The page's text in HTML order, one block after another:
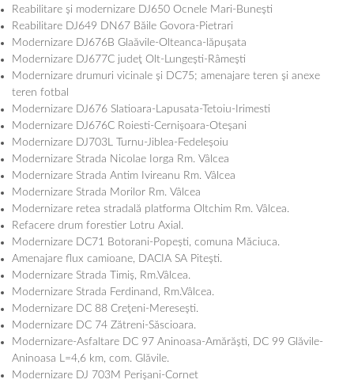
Reabilitare şi modernizare DJ650 Ocnele Mari-Buneşti
Reabilitare DJ649 DN67 Băile Govora-Pietrari
Modernizare DJ676B Glaăvile-Olteanca-lăpuşata
Modernizare DJ677C judeţ Olt-Lungeşti-Râmeşti
Modernizare drumuri vicinale şi DC75; amenajare teren şi anexe
teren fotbal
Modernizare DJ676 Slatioara-Lapusata-Tetoiu-Irimesti
Modernizare DJ676C Roiesti-Cernişoara-Oteşani
Modernizare DJ703L Turnu-Jiblea-Fedeleşoiu
Modernizare Strada Nicolae Iorga Rm. Vâlcea
Modernizare Strada Antim Ivireanu Rm. Vâlcea
Modernizare Strada Morilor Rm. Vâlcea
Modernizare retea stradală platforma Oltchim Rm. Vâlcea.
Refacere drum forestier Lotru Axial.
Modernizare DC71 Botorani-Popeşti, comuna Măciuca.
Amenajare flux camioane, DACIA SA Piteşti.
Modernizare Strada Timiş, Rm.Vâlcea.
Modernizare Strada Ferdinand, Rm.Vâlcea.
Modernizare DC 88 Creţeni-Mereseşti.
Modernizare DC 74 Zătreni-Săscioara.
Modernizare-Asfaltare DC 97 Aninoasa-Amărăşti, DC 99 Glăvile-
Aninoasa L=4,6 km, com. Glăvile.
Modernizare DJ 703M Perişani-Cornet